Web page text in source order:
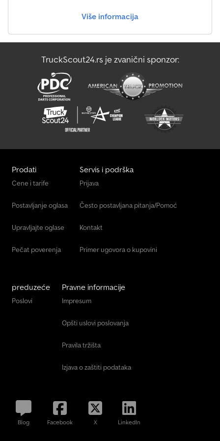
Liebherr Ltm 1300-6.2
Liebherr Ltr 1100
Liebherr R 924 Litronic
Više informacija
TruckScout24.rs je zvanični sponzor:
Prodati
Cene i tarife
Postavljanje oglasa
Upravljajte oglase
Pečat poverenja
Servis i podrška
Prijava
Često postavljana pitanja/Pomoć
Kontakt
Primer ugovora o kupovini
preduzeće
Poslovi
Pravne informacije
Impresum
Opšti uslovi poslovanja
Pravila tržišta
Izjava o zaštiti podataka
Blog Facebook X LinkedIn